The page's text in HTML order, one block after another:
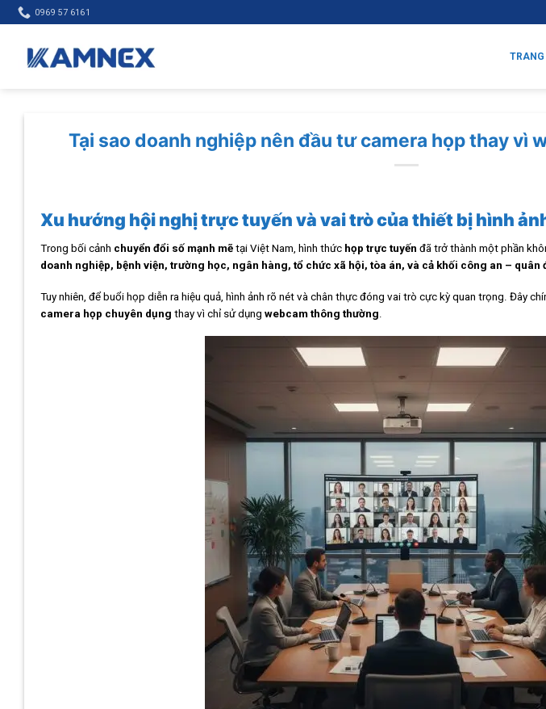
Skip
to
0969 57 6161
TRANG
Tại sao doanh nghiệp nên đầu tư camera họp thay vì
Xu hướng hội nghị trực tuyến và vai trò của thiết bị hình
Trong bối cảnh chuyển đổi số mạnh mẽ tại Việt Nam, hình thức họp trực tuyến đã trở thành một phần
doanh nghiệp, bệnh viện, trường học, ngân hàng, tổ chức xã hội, tòa án, và cả khối công an – quân
Tuy nhiên, để buổi họp diễn ra hiệu quả, hình ảnh rõ nét và chân thực đóng vai trò cực kỳ quan trọng. Đây
camera họp chuyên dụng thay vì chỉ sử dụngwebcam thông thường